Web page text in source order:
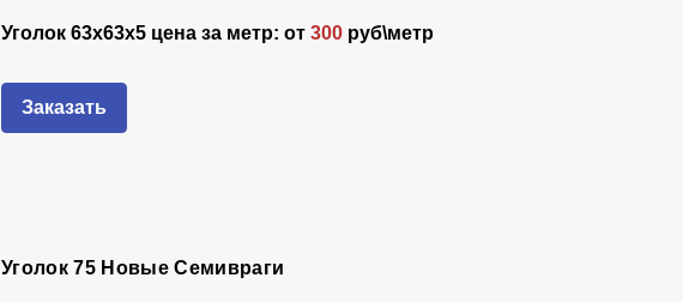
Уголок 63х63х5 цена за метр: от 300 руб\метр
Заказать
Уголок 75 Новые Семивраги